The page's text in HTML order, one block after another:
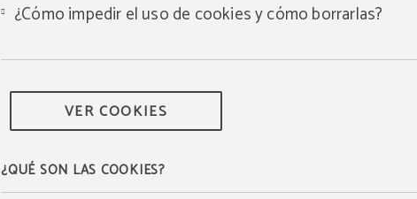
¿Cómo impedir el uso de cookies y cómo borrarlas?
VER COOKIES
¿QUÉ SON LAS COOKIES?